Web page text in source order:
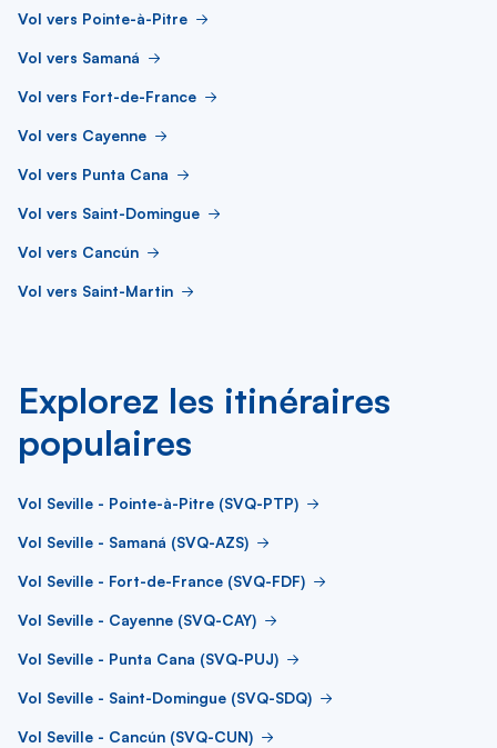
Vol vers Pointe-à-Pitre
Vol vers Samaná
Vol vers Fort-de-France
Vol vers Cayenne
Vol vers Punta Cana
Vol vers Saint-Domingue
Vol vers Cancún
Vol vers Saint-Martin
Explorez les itinéraires
populaires
Vol Seville - Pointe-à-Pitre (SVQ-PTP)
Vol Seville - Samaná (SVQ-AZS)
Vol Seville - Fort-de-France (SVQ-FDF)
Vol Seville - Cayenne (SVQ-CAY)
Vol Seville - Punta Cana (SVQ-PUJ)
Vol Seville - Saint-Domingue (SVQ-SDQ)
Vol Seville - Cancún (SVQ-CUN)